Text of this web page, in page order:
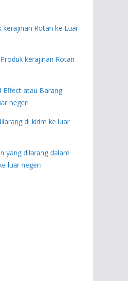
kerajinan Rotan ke Luar
kerajinan Rotan
Effect atau Barang
negeri
di kirim ke luar
yang dilarang dalam
luar negeri